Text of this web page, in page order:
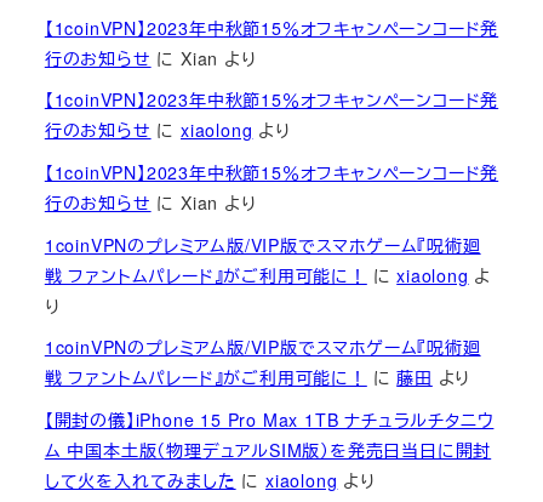
【1coinVPN】2023年中秋節15％オフキャンペーンコード発
行のお知らせ にXian より
【1coinVPN】2023年中秋節15％オフキャンペーンコード発
行のお知らせ にxiaolong より
【1coinVPN】2023年中秋節15％オフキャンペーンコード発
行のお知らせ にXian より
1coinVPNのプレミアム版/VIP版でスマホゲーム『呪術廻
戦 ファントムパレード』がご利用可能に！
にxiaolong よ
り
1coinVPNのプレミアム版/VIP版でスマホゲーム『呪術廻
戦 ファントムパレード』がご利用可能に！
に藤田 より
【開封の儀】iPhone 15 Pro Max 1TB ナチュラルチタニウ
ム 中国本土版（物理デュアルSIM版）を発売日当日に開封
して火を入れてみました にxiaolong より